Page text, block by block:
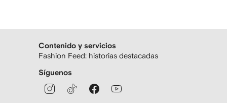
Contenido y servicios
Fashion Feed: historias destacadas
Síguenos